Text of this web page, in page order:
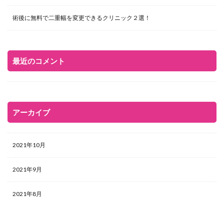
術後に無料で二重幅を変更できるクリニック２選！
最近のコメント
アーカイブ
2021年10月
2021年9月
2021年8月